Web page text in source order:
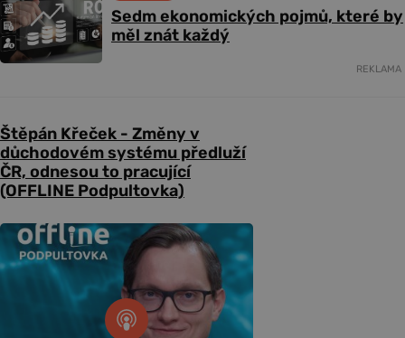
Sedm ekonomických pojmů, které by
měl znát každý
REKLAMA
Štěpán Křeček - Změny v
důchodovém systému předluží
ČR, odnesou to pracující
(OFFLINE Podpultovka)